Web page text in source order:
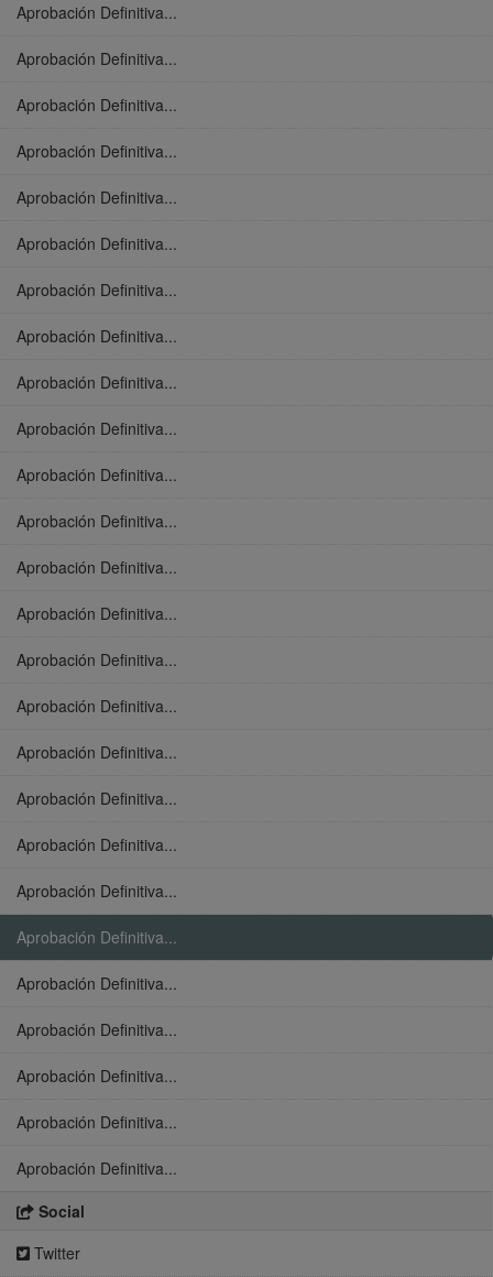
Aprobación Definitiva...
Aprobación Definitiva...
Aprobación Definitiva...
Aprobación Definitiva...
Aprobación Definitiva...
Aprobación Definitiva...
Aprobación Definitiva...
Aprobación Definitiva...
Aprobación Definitiva...
Aprobación Definitiva...
Aprobación Definitiva...
Aprobación Definitiva...
Aprobación Definitiva...
Aprobación Definitiva...
Aprobación Definitiva...
Aprobación Definitiva...
Aprobación Definitiva...
Aprobación Definitiva...
Aprobación Definitiva...
Aprobación Definitiva...
Aprobación Definitiva...
Aprobación Definitiva...
Aprobación Definitiva...
Aprobación Definitiva...
Aprobación Definitiva...
Aprobación Definitiva...
Social
Twitter